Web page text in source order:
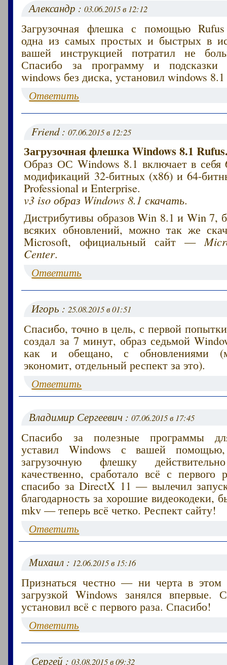
Александр :03.06.2015 в 12:12
Загрузочная флешка с помощью Rufus
одна из самых простых и быстрых в
вашей инструкцией потратил не
Спасибо за программу и подсказки
windows без диска, установил windows
Ответить
Friend :07.06.2015 в 12:25
Загрузочная флешка Windows 8.1
Образ ОС Windows 8.1 включает в себя
модификаций 32-битных (x86) и 64-
Professional и Enterprise.
v3 iso образ Windows 8.1 скачать.
Дистрибутивы образов Win 8.1 и Win 7,
всяких обновлений, можно так же
Microsoft, официальный сайт —
Center.
Ответить
Игорь :25.08.2015 в 01:51
Спасибо, точно в цель, с первой
создал за 7 минут, образ седьмой
как и обещано, с обновлениями
экономит, отдельный респект за это).
Ответить
Владимир Сергеевич :07.06.2015 в 17:45
Спасибо за полезные программы
уставил Windows с вашей
загрузочную флешку
качественно, сработало всё с первого
спасибо за DirectX 11 — вылечил
благодарность за хорошие видеокодеки,
mkv — теперь всё четко. Респект сайту!
Ответить
Михаил : 12.06.2015 в 15:16
Признаться честно — ни черта в этом
загрузкой Windows занялся
установил всё с первого раза. Спасибо!
Ответить
Сергей :03.08.2015 в 09:32